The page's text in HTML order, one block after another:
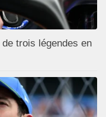
de trois légendes en